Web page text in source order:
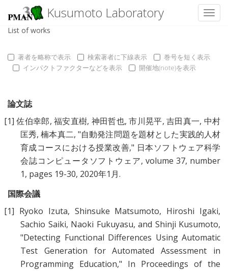
Kusumoto Laboratory
List of works
著者を略称で表示 検索著者に下線表示
巻号を短く表示
インパクトファクターなどを表示
開催地(note)を表示
論文誌
[1] 佐伯幸郎,福安直樹, 神田哲也,市川晃平,吉田真一, 中村
匡秀,楠本真二, "自動発注問題を題材とした実践的人材
育成コースにおける授業改善," 日本ソフトウェア科学
会誌コンピュータソフトウェア, volume 37, number
1, pages 19-30, 2020年1月.
国際会議
[1] Ryoko Izuta, Shinsuke Matsumoto, Hiroshi Igaki,
Sachio Saiki, Naoki Fukuyasu, and Shinji Kusumoto,
"Detecting Functional Differences Using Automatic
Test Generation for Automated Assessment in
Programming Education," In Proceedings of the